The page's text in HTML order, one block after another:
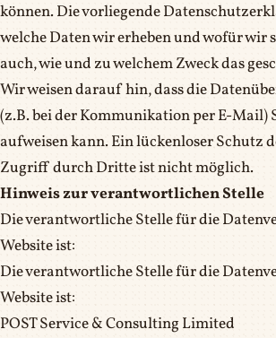
können. Die vorliegende
welche Daten wir erheben und wofür wir
auch, wie und zu welchem Zweck das
Wir weisen darauf hin, dass die
(z.B. bei der Kommunikation per E-Mail)
aufweisen kann. Ein lückenloser Schutz
Zugriff durch Dritte ist nicht möglich.
Hinweis zur verantwortlichen Stelle
Die verantwortliche Stelle für die
Website ist:
Die verantwortliche Stelle für die
Website ist:
POST Service & Consulting Limited